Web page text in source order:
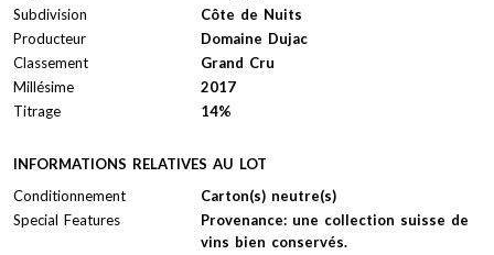
Subdivision
Côte de Nuits
Producteur
Domaine Dujac
Classement
Grand Cru
Millésime
2017
Titrage
14%
INFORMATIONS RELATIVES AU LOT
Conditionnement
Carton(s) neutre(s)
Special Features
Provenance: une collection suisse de
vins bien conservés.